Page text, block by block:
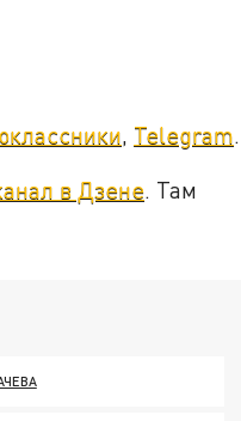
, Telegram.
в Дзене. Там